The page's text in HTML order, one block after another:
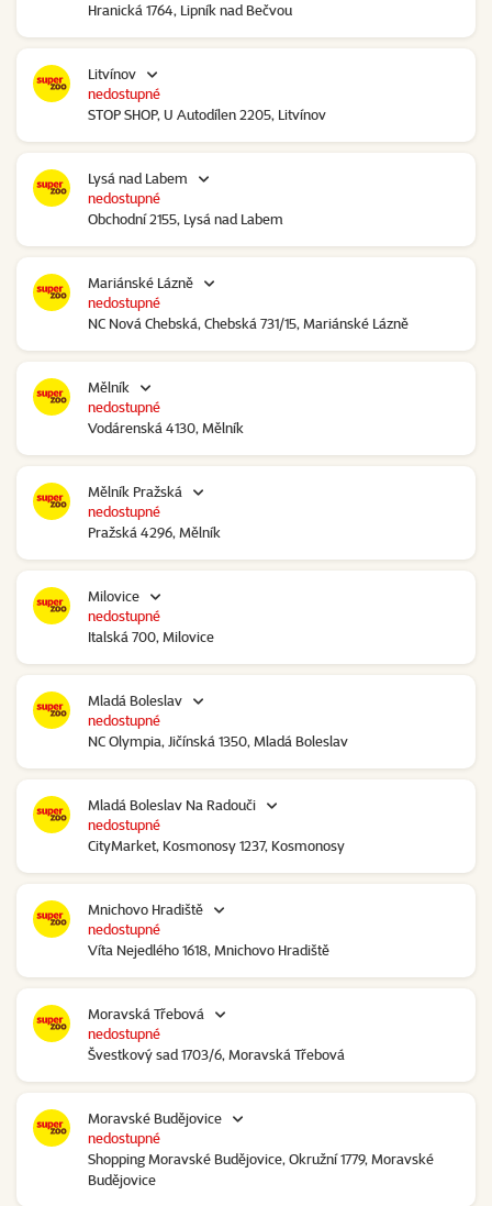
Hranická 1764, Lipník nad Bečvou
Litvínov
STOP SHOP, U Autodílen 2205, Litvínov
nedostupné
Lysá nad Labem
Obchodní 2155, Lysá nad Labem
nedostupné
Mariánské Lázně
NC Nová Chebská, Chebská 731/15, Mariánské Lázně
nedostupné
Mělník
Vodárenská 4130, Mělník
nedostupné
Mělník Pražská
Pražská 4296, Mělník
nedostupné
Milovice
Italská 700, Milovice
nedostupné
Mladá Boleslav
NC Olympia, Jičínská 1350, Mladá Boleslav
nedostupné
Mladá Boleslav Na Radouči
CityMarket, Kosmonosy 1237, Kosmonosy
nedostupné
Mnichovo Hradiště
Víta Nejedlého 1618, Mnichovo Hradiště
nedostupné
Moravská Třebová
Švestkový sad 1703/6, Moravská Třebová
nedostupné
Moravské Budějovice
Shopping Moravské Budějovice, Okružní 1779, Moravské
Budějovice
nedostupné